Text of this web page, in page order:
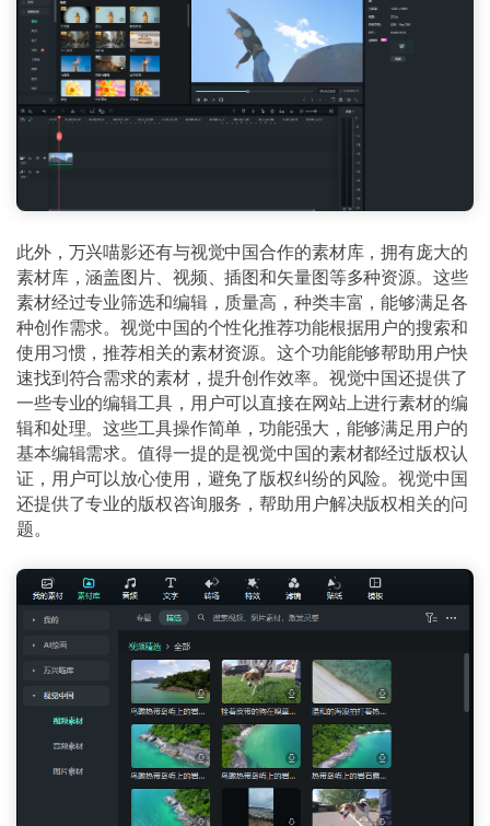
此外，万兴喵影还有与视觉中国合作的素材库，拥有庞大的
素材库，涵盖图片、视频、插图和矢量图等多种资源。这些
素材经过专业筛选和编辑，质量高，种类丰富，能够满足各
种创作需求。视觉中国的个性化推荐功能根据用户的搜索和
使用习惯，推荐相关的素材资源。这个功能能够帮助用户快
速找到符合需求的素材，提升创作效率。视觉中国还提供了
一些专业的编辑工具，用户可以直接在网站上进行素材的编
辑和处理。这些工具操作简单，功能强大，能够满足用户的
基本编辑需求。值得一提的是视觉中国的素材都经过版权认
证，用户可以放心使用，避免了版权纠纷的风险。视觉中国
还提供了专业的版权咨询服务，帮助用户解决版权相关的问
题。